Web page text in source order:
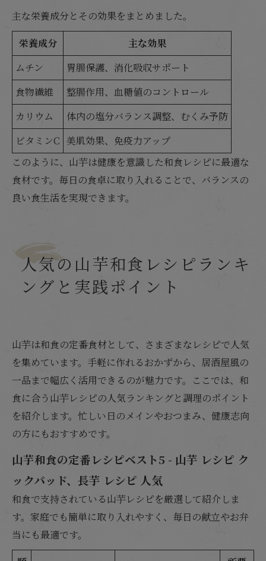
主な栄養成分とその効果をまとめました。
栄養成分
主な効果
ムチン
胃腸保護、消化吸収サポート
食物繊維
整腸作用、血糖値のコントロール
カリウム
体内の塩分バランス調整、むくみ予防
ビタミンC 美肌効果、免疫力アップ
このように、山芋は健康を意識した和食レシピに最適な
食材です。毎日の食卓に取り入れることで、バランスの
良い食生活を実現できます。
人気の山芋和食レシピランキ
ングと実践ポイント
山芋は和食の定番食材として、さまざまなレシピで人気
を集めています。手軽に作れるおかずから、居酒屋風の
一品まで幅広く活用できるのが魅力です。ここでは、和
食に合う山芋レシピの人気ランキングと調理のポイント
を紹介します。忙しい日のメインやおつまみ、健康志向
の方にもおすすめです。
山芋和食の定番レシピベスト5 - 山芋 レシピ ク
ックパッド、長芋 レシピ 人気
和食で支持されている山芋レシピを厳選して紹介しま
す。家庭でも簡単に取り入れやすく、毎日の献立やお弁
当にも最適です。